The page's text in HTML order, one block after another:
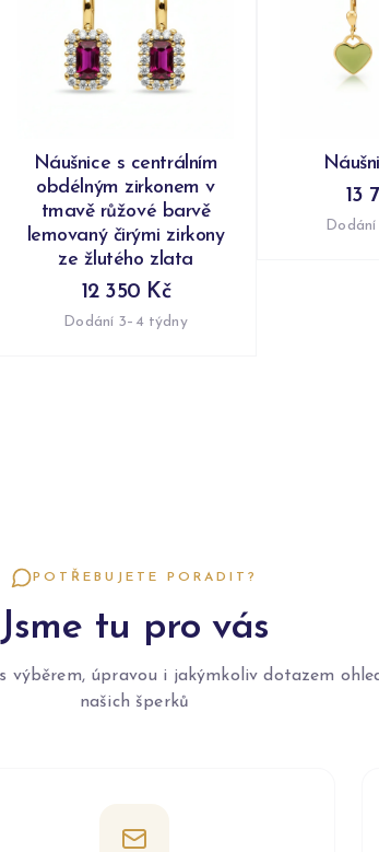
Náušnice s centrálním
obdélným zirkonem v
tmavě růžové barvě
lemovaný čirými zirkony
ze žlutého zlata
12 350 Kč
Dodání 3–4 týdny
13
POTŘEBUJETE PORADIT?
Jsme tu pro vás
výběrem, úpravou i jakýmkoliv dotazem
našich šperků